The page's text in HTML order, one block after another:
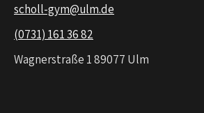
scholl-gym@ulm.de
(0731) 161 36 82
Wagnerstraße 1 89077 Ulm